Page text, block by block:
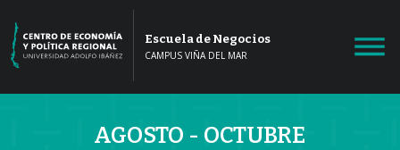
Escuela de Negocios
CAMPUS VIÑA DEL MAR
AGOSTO - OCTUBRE